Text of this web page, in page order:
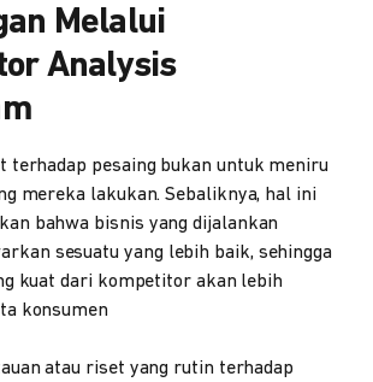
Melalui
Analysis
terhadap pesaing bukan untuk meniru
mereka lakukan. Sebaliknya, hal ini
bahwa bisnis yang dijalankan
sesuatu yang lebih baik, sehingga
kuat dari kompetitor akan lebih
konsumen
atau riset yang rutin terhadap